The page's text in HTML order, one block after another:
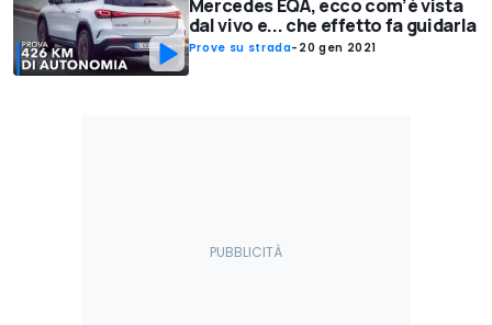
Mercedes EQA, ecco com’è vista
dal vivo e... che effetto fa guidarla
Prove su strada- 20 gen 2021